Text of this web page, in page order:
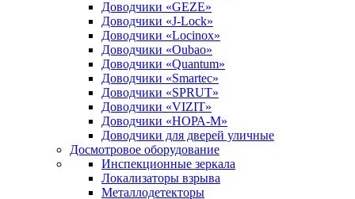
Доводчики «GEZE»
Доводчики «J-Lock»
Доводчики «Locinox»
Доводчики «Oubao»
Доводчики «Quantum»
Доводчики «Smartec»
Доводчики «SPRUT»
Доводчики «VIZIT»
Доводчики «НОРА-М»
Доводчики для дверей уличные
Досмотровое оборудование
Инспекционные зеркала
Локализаторы взрыва
Металлодетекторы